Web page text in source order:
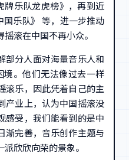
牌乐队龙虎榜》，再到近
国乐队》 等，进一步推动
滚在中国不再小众。
部分人面对海量音乐人和
境。他们无法像过去一样
滚乐，因此凭着自己的主
产业上，认为中国摇滚没
感受，我们能看到的是中
渐完善，音乐创作主题与
欣欣向荣的景象。